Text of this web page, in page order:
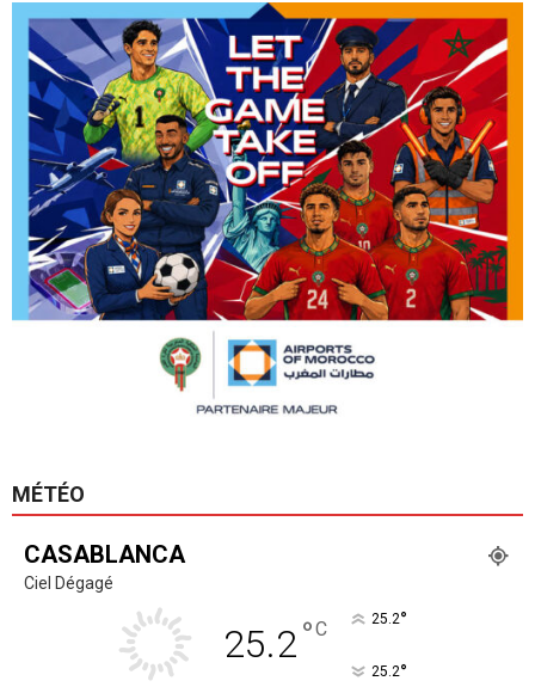
MÉTÉO
CASABLANCA
Ciel Dégagé
25.2°C 25.2°
25.2°